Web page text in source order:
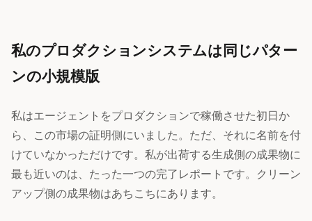
私のプロダクションシステムは同じパター
ンの小規模版
私はエージェントをプロダクションで稼働させた初日か
ら、この市場の証明側にいました。ただ、それに名前を付
けていなかっただけです。私が出荷する生成側の成果物に
最も近いのは、たった一つの完了レポートです。クリーン
アップ側の成果物はあちこちにあります。